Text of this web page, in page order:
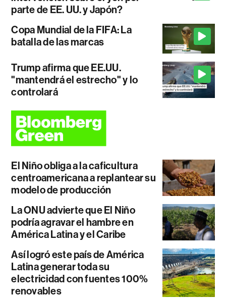
parte de EE. UU. y Japón?
Copa Mundial de la FIFA: La
batalla de las marcas
Trump afirma que EE.UU.
"mantendrá el estrecho" y lo
controlará
El Niño obliga a la caficultura
centroamericana a replantear su
modelo de producción
La ONU advierte que El Niño
podría agravar el hambre en
América Latina y el Caribe
Así logró este país de América
Latina generar toda su
electricidad con fuentes 100%
renovables